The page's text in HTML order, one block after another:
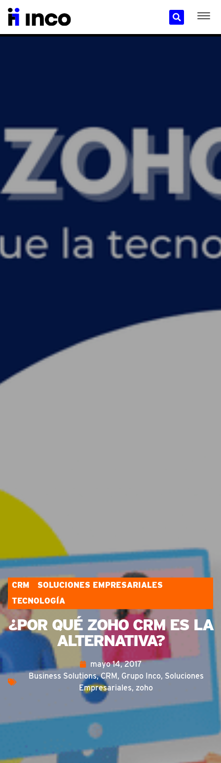
CRM
SOLUCIONES EMPRESARIALES
TECNOLOGÍA
¿POR QUÉ ZOHO CRM ES LA
ALTERNATIVA?
mayo 14, 2017
Business Solutions,CRM, Grupo Inco, Soluciones
Empresariales, zoho